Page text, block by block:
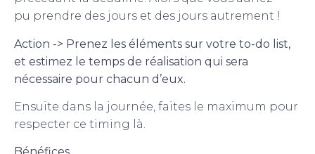
pu prendre des jours et des jours autrement !
Action -> Prenez les éléments sur votre to-do list,
et estimez le temps de réalisation qui sera
nécessaire pour chacun d’eux.
Ensuite dans la journée, faites le maximum pour
respecter ce timing là.